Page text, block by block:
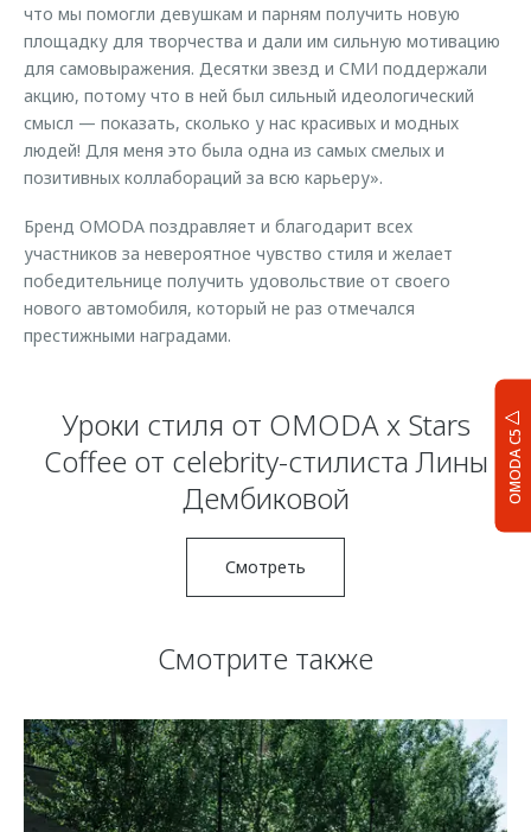
OMODA C5
что мы помогли девушкам и парням получить новую
площадку для творчества и дали им сильную мотивацию
для самовыражения. Десятки звезд и СМИ поддержали
акцию, потому что в ней был сильный идеологический
смысл — показать, сколько у нас красивых и модных
людей! Для меня это была одна из самых смелых и
позитивных коллабораций за всю карьеру».
Бренд OMODA поздравляет и благодарит всех
участников за невероятное чувство стиля и желает
победительнице получить удовольствие от своего
нового автомобиля, который не раз отмечался
престижными наградами.
Уроки стиля от OMODA x Stars
Coffee от celebrity-стилиста Лины
Дембиковой
Смотреть
Смотрите также